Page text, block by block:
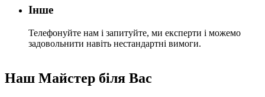
Інше
Телефонуйте нам і запитуйте, ми експерти і можемо
задовольнити навіть нестандартні вимоги.
Наш Mайстер біля Вас